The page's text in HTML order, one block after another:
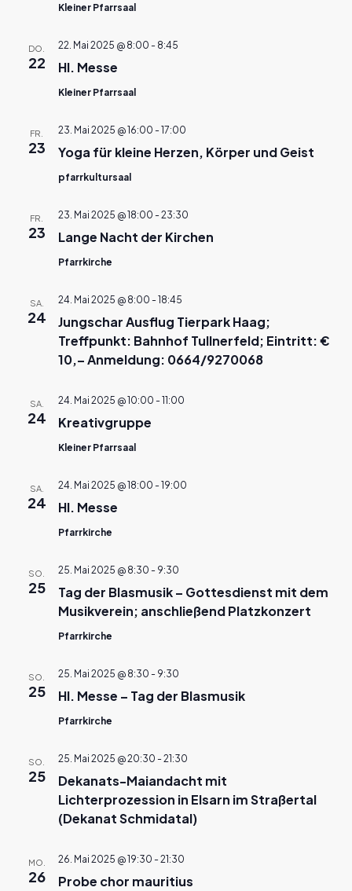
Kleiner Pfarrsaal
DO.
22 Hl. Messe
22. Mai 2025 @ 8:00 - 8:45
Kleiner Pfarrsaal
FR.
23 Yoga für kleine Herzen, Körper und Geist
23. Mai 2025 @ 16:00 - 17:00
pfarrkultursaal
FR.
23 Lange Nacht der Kirchen
23. Mai 2025 @ 18:00 - 23:30
Pfarrkirche
SA.
24
Jungschar Ausflug Tierpark Haag;
Treffpunkt: Bahnhof Tullnerfeld; Eintritt: €
10,– Anmeldung: 0664/9270068
24. Mai 2025 @ 8:00 - 18:45
SA.
24 Kreativgruppe
24. Mai 2025 @ 10:00 - 11:00
Kleiner Pfarrsaal
SA.
24 Hl. Messe
24. Mai 2025 @ 18:00 - 19:00
Pfarrkirche
SO.
25
Tag der Blasmusik – Gottesdienst mit dem
Musikverein; anschließend Platzkonzert
25. Mai 2025 @ 8:30 - 9:30
Pfarrkirche
SO.
25 Hl. Messe – Tag der Blasmusik
25. Mai 2025 @ 8:30 - 9:30
Pfarrkirche
SO.
25
Dekanats-Maiandacht mit
Lichterprozession in Elsarn im Straßertal
(Dekanat Schmidatal)
25. Mai 2025 @ 20:30 - 21:30
MO.
26 Probe chor mauritius
26. Mai 2025 @ 19:30 - 21:30